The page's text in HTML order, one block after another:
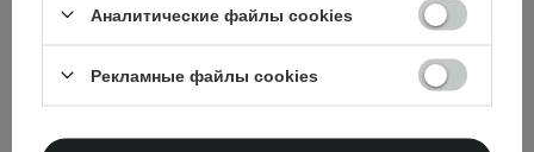
АКЦИЯ
Аналитические файлы cookies
Рекламные файлы cookies